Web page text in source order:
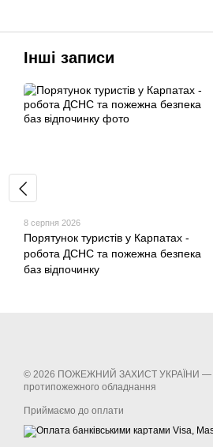
Інші записи
8 серпня 2026
Порятунок туристів у Карпатах -
робота ДСНС та пожежна безпека
баз відпочинку
© 2026 ПОЖЕЖНИЙ ЗАХИСТ УКРАЇНИ —
протипожежного обладнання
Приймаємо до оплати